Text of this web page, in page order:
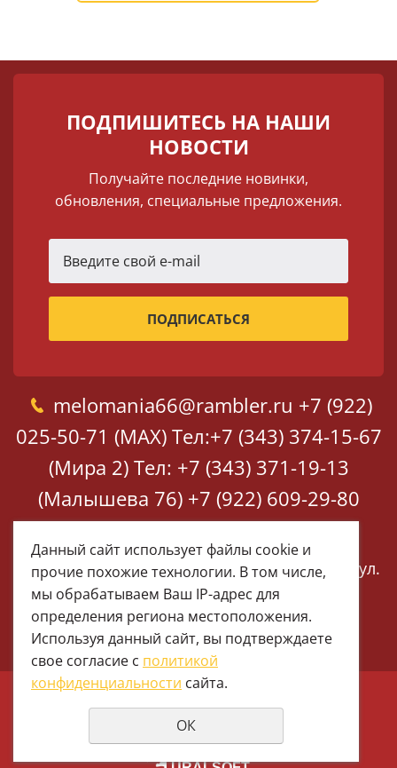
ПОДПИШИТЕСЬ НА НАШИ
НОВОСТИ
Получайте последние новинки,
обновления, специальные предложения.
melomania66@rambler.ru +7 (922)
025-50-71 (MAX) Тел:+7 (343) 374-15-67
(Мира 2) Тел: +7 (343) 371-19-13
(Малышева 76) +7 (922) 609-29-80
(MAX)
Екатеринбург, ул. Мира 2
Екатеринбург, ул.
Малышева 76
© 1997 - 2026 Меломания
Политика конфиденциальности
Данный сайт использует файлы cookie и
прочие похожие технологии. В том числе,
мы обрабатываем Ваш IP-адрес для
определения региона местоположения.
Используя данный сайт, вы подтверждаете
свое согласие с политикой
конфиденциальности сайта.
ОК